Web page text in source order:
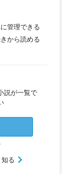
管理できる
から読める
説が一覧で
る